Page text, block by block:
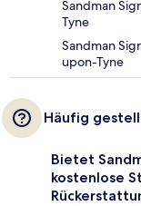
Sandman
Tyne
Sandman
upon-Tyne
Häufig
Bietet
kostenlose